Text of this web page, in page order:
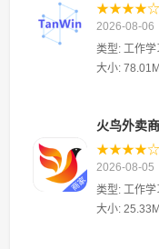
★★★★☆
2026-08-06
类型: 工作学
大小:
火鸟外卖
★★★★☆
2026-08-05
类型: 工作学
大小: